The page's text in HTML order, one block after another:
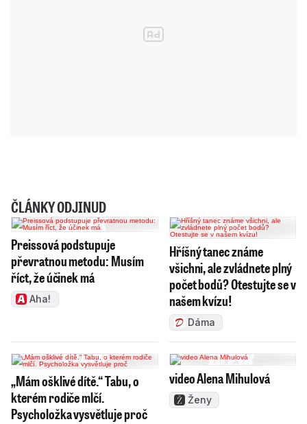
ČLÁNKY ODJINUD
Preissová podstupuje
převratnou metodu: Musím
říct, že účinek má
Aha!
Hříšný tanec známe
všichni, ale zvládnete plný
počet bodů? Otestujte se v
našem kvízu!
Dáma
„Mám ošklivé dítě.“ Tabu, o
kterém rodiče mlčí.
Psycholožka vysvětluje proč
video Alena Mihulová
Ženy